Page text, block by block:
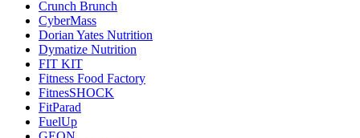
Crunch Brunch
CyberMass
Dorian Yates Nutrition
Dymatize Nutrition
FIT KIT
Fitness Food Factory
FitnesSHOCK
FitParad
FuelUp